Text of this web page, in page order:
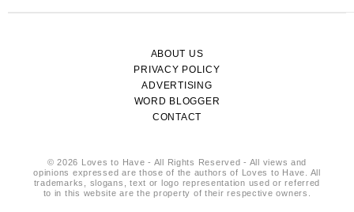
ABOUT US
PRIVACY POLICY
ADVERTISING
WORD BLOGGER
CONTACT
© 2026 Loves to Have - All Rights Reserved - All views and
opinions expressed are those of the authors of Loves to Have. All
trademarks, slogans, text or logo representation used or referred
to in this website are the property of their respective owners.